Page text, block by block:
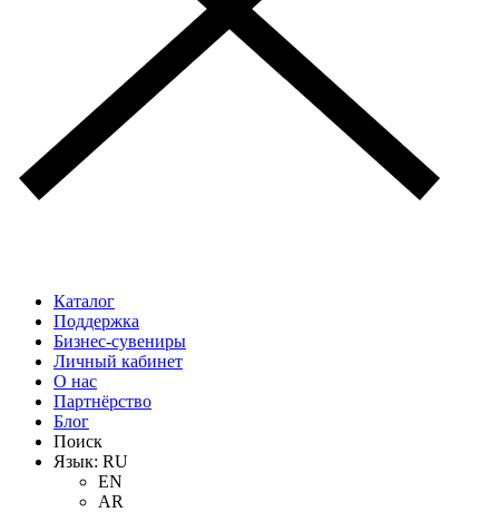
Каталог
Поддержка
Бизнес-сувениры
Личный кабинет
О нас
Партнёрство
Блог
Поиск
Язык: RU
EN
AR